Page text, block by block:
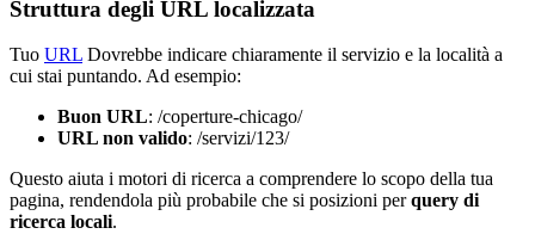
Struttura degli URL localizzata
Tuo URL Dovrebbe indicare chiaramente il servizio e la località a
cui stai puntando. Ad esempio:
Buon URL: /coperture-chicago/
URL non valido: /servizi/123/
Questo aiuta i motori di ricerca a comprendere lo scopo della tua
pagina, rendendola più probabile che si posizioni perquery di
ricerca locali.